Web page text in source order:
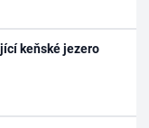
keňské jezero